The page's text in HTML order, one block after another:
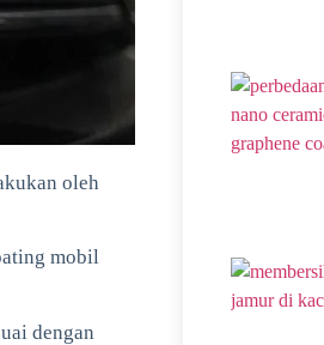
oleh
mobil
dengan